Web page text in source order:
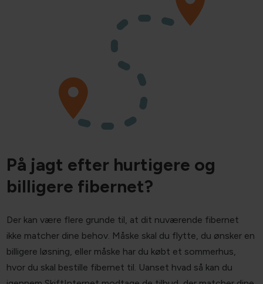
På jagt efter hurtigere og
billigere fibernet?
Der kan være flere grunde til, at dit nuværende fibernet
ikke matcher dine behov. Måske skal du flytte, du ønsker en
billigere løsning, eller måske har du købt et sommerhus,
hvor du skal bestille fibernet til. Uanset hvad så kan du